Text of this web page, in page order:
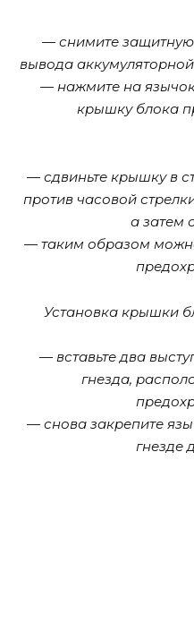
— снимите
вывода
— нажмите на
крышку блока
— сдвиньте крышку в
против часовой
а затем
— таким образом
Установка крышки
— вставьте два
гнезда,
— снова закрепите
гнезде